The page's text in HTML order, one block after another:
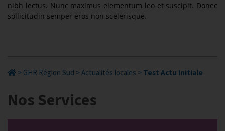
nibh lectus. Nunc maximus elementum leo et suscipit. Donec
sollicitudin semper eros non scelerisque.
> GHR Région Sud > Actualités locales > Test Actu Initiale
Nos Services